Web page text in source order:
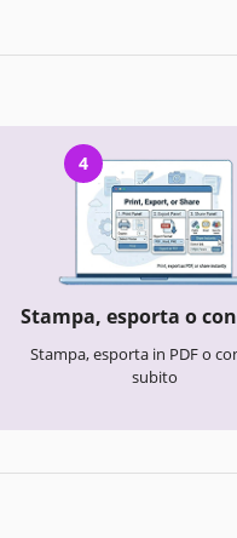
4
Stampa, esporta o
Stampa, esporta in PDF o
subito